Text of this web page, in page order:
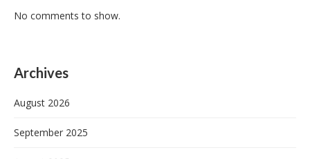
No comments to show.
Archives
August 2026
September 2025